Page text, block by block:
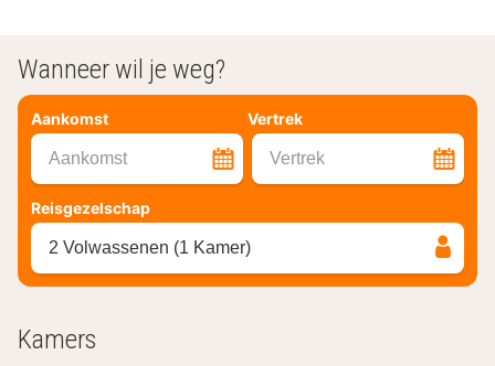
Wanneer wil je weg?
Aankomst Vertrek
Aankomst Vertrek
Reisgezelschap
2 Volwassenen (1 Kamer)
Kamers